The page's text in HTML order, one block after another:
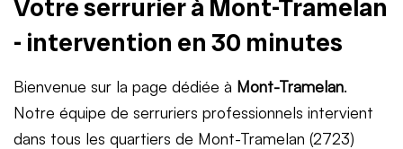
Votre serrurier à Mont-Tramelan
- intervention en 30 minutes
Bienvenue sur la page dédiée à Mont-Tramelan.
Notre équipe de serruriers professionnels intervient
dans tous les quartiers de Mont-Tramelan (2723)